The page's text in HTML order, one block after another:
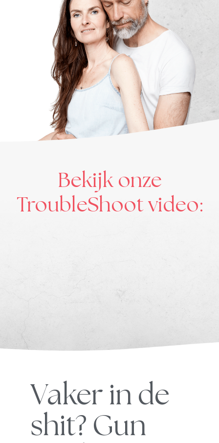
Bekijk onze
TroubleShoot video:
Vaker in de
shit? Gun